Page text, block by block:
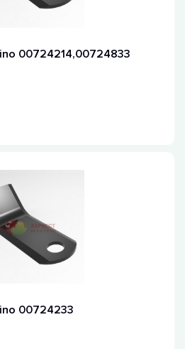
00724214,00724833
00724233